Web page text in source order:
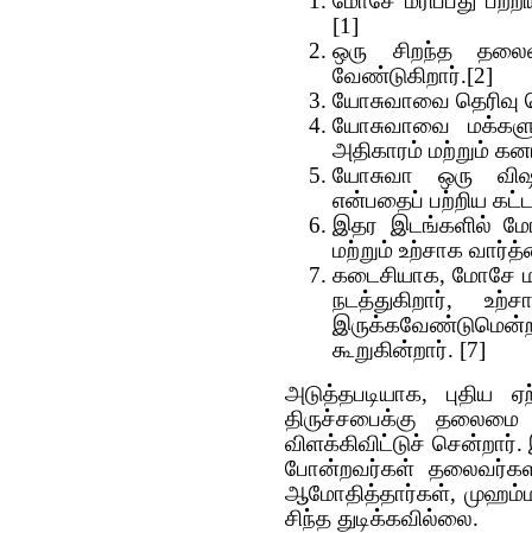
[1]
ஒரு சிறந்த
வேண்டுகிறார்.[2]
யோசுவாவை தெரிவு
யோசுவாவை
அதிகாரம் மற்றும்
யோசுவா ஒரு
என்பதைப் பற்றிய
இதர இடங்களில்
மற்றும் உற்சாக
கடைசியாக, மோசே
நடத்துகிறார்,
கூறுகின்றார். [7]
அடுத்தபடியாக, புதிய
திருச்சபைக்கு
விளக்கிவிட்டுச்
போன்றவர்கள்
ஆமோதித்தார்கள்,
சிந்த துடிக்கவில்லை.